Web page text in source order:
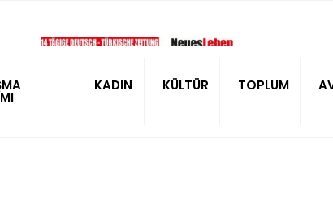
KADIN KÜLTÜR TOPLUM